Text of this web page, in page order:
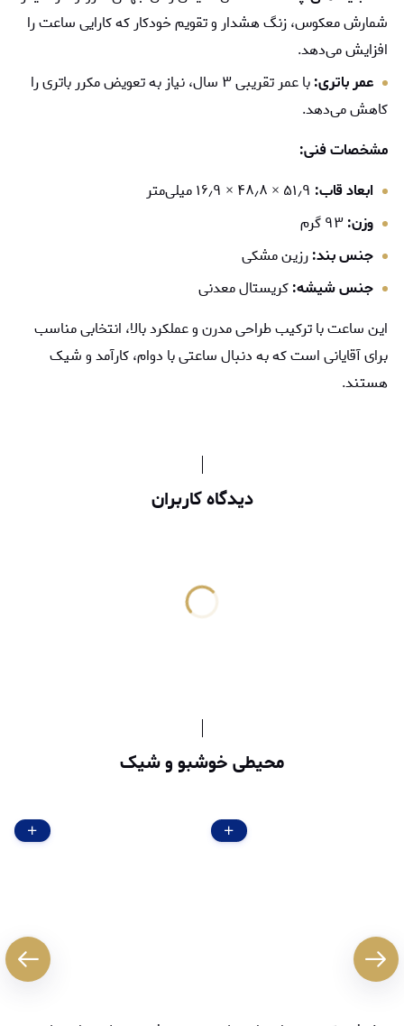
شمارش معکوس، زنگ هشدار و تقویم خودکار که کارایی ساعت را
افزایش می‌دهد.
عمر باتری:
با عمر تقریبی ۳ سال، نیاز به تعویض مکرر باتری را
کاهش می‌دهد.
مشخصات فنی:
ابعاد قاب:
وزن:
جنس بند:رزین مشکی
جنس شیشه:کریستال معدنی
این ساعت با ترکیب طراحی مدرن و عملکرد بالا، انتخابی مناسب
برای آقایانی است که به دنبال ساعتی با دوام، کارآمد و شیک
هستند.
دیدگاه کاربران
محیطی خوشبو و شیک